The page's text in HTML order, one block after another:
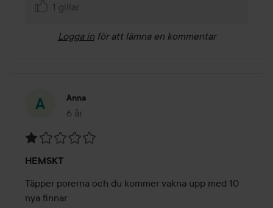
1 gillar
Logga in för att lämna en kommentar
Anna
6 år
Inlägget skapades 6 år
1
av
5
HEMSKT
Täpper porerna och du kommer vakna upp med 10
nya finnar